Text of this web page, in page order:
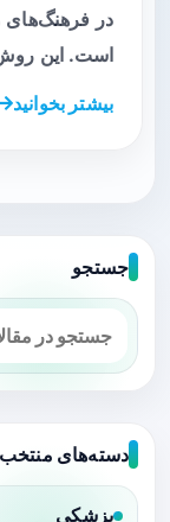
در فرهنگ‌های
است. این
بیشتر بخوانید
جستجو
دسته‌های منتخب
پزشکی